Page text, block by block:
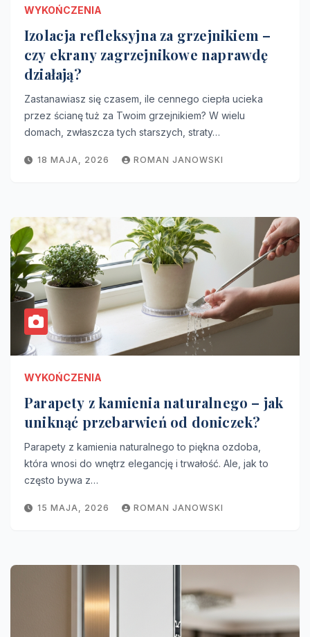
WYKOŃCZENIA
Izolacja refleksyjna za grzejnikiem –
czy ekrany zagrzejnikowe naprawdę
działają?
Zastanawiasz się czasem, ile cennego ciepła ucieka
przez ścianę tuż za Twoim grzejnikiem? W wielu
domach, zwłaszcza tych starszych, straty…
18 MAJA, 2026 ROMAN JANOWSKI
WYKOŃCZENIA
Parapety z kamienia naturalnego – jak
uniknąć przebarwień od doniczek?
Parapety z kamienia naturalnego to piękna ozdoba,
która wnosi do wnętrz elegancję i trwałość. Ale, jak to
często bywa z…
15 MAJA, 2026 ROMAN JANOWSKI